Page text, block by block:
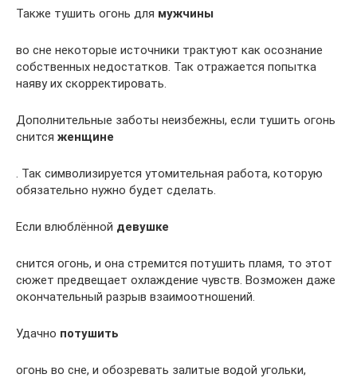
Также тушить огонь для мужчины
во сне некоторые источники трактуют как осознание
собственных недостатков. Так отражается попытка
наяву их скорректировать.
Дополнительные заботы неизбежны, если тушить огонь
снится женщине
. Так символизируется утомительная работа, которую
обязательно нужно будет сделать.
Если влюблённой девушке
снится огонь, и она стремится потушить пламя, то этот
сюжет предвещает охлаждение чувств. Возможен даже
окончательный разрыв взаимоотношений.
Удачно потушить
огонь во сне, и обозревать залитые водой угольки,